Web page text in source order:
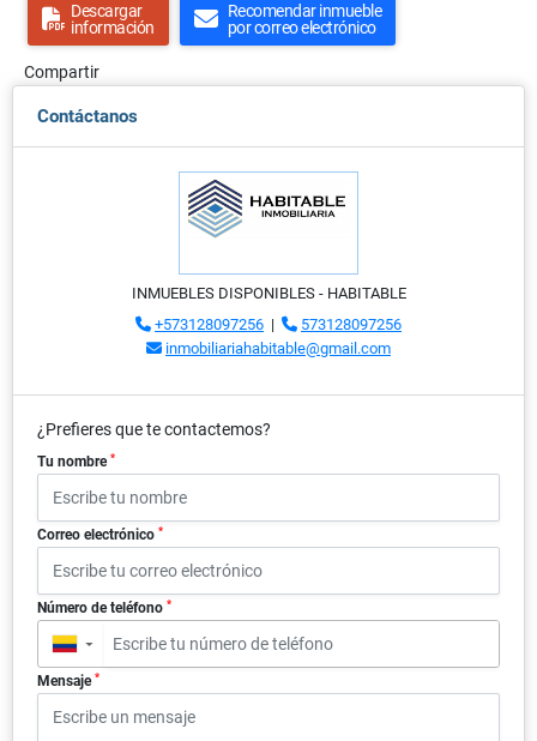
Descargar
información
Recomendar inmueble
por correo electrónico
Compartir
Contáctanos
INMUEBLES DISPONIBLES - HABITABLE
+573128097256 |
573128097256
inmobiliariahabitable@gmail.com
¿Prefieres que te contactemos?
Tu nombre *
Correo electrónico *
Número de teléfono *
▼
Mensaje *